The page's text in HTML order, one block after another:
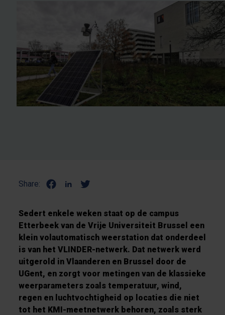
Share:
Sedert enkele weken staat op de campus
Etterbeek van de Vrije Universiteit Brussel een
klein volautomatisch weerstation dat onderdeel
is van het VLINDER-netwerk. Dat netwerk werd
uitgerold in Vlaanderen en Brussel door de
UGent, en zorgt voor metingen van de klassieke
weerparameters zoals temperatuur, wind,
regen en luchtvochtigheid op locaties die niet
tot het KMI-meetnetwerk behoren, zoals sterk